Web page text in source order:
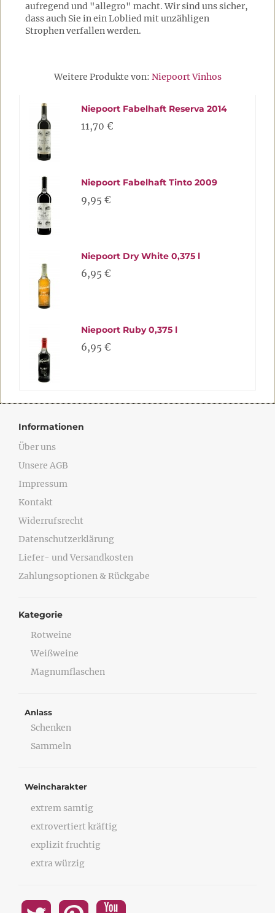
aufregend und "allegro" macht. Wir sind uns sicher,
dass auch Sie in ein Loblied mit unzähligen
Strophen verfallen werden.
Weitere Produkte von: Niepoort Vinhos
Niepoort Fabelhaft Reserva 2014
11,70 €
Niepoort Fabelhaft Tinto 2009
9,95 €
Niepoort Dry White 0,375 l
6,95 €
Niepoort Ruby 0,375 l
6,95 €
Informationen
Über uns
Unsere AGB
Impressum
Kontakt
Widerrufsrecht
Datenschutzerklärung
Liefer- und Versandkosten
Zahlungsoptionen & Rückgabe
Kategorie
Rotweine
Weißweine
Magnumflaschen
Anlass
Schenken
Sammeln
Weincharakter
extrem samtig
extrovertiert kräftig
explizit fruchtig
extra würzig